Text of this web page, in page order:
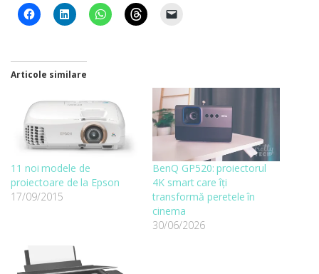
Articole similare
11 noi modele de
proiectoare de la Epson
17/09/2015
BenQ GP520: proiectorul
4K smart care îți
transformă peretele în
cinema
30/06/2026